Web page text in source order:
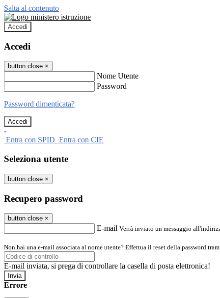
Salta al contenuto
Accedi
Accedi
button close ×
Nome Utente
Password
Password dimenticata?
-
Entra con SPID Entra con CIE
Seleziona utente
button close ×
Recupero password
button close ×
E-mail Verrà inviato un messaggio
Non hai una e-mail associata al nome utente? Effettua il reset della password
E-mail inviata, si prega di controllare la casella di posta elettronica!
Errore